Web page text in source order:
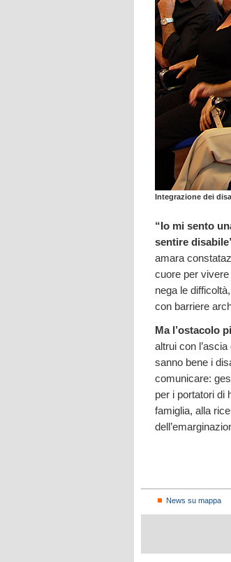
Integrazione dei
“Io mi sento
sentire
amara
cuore per vivere
nega le
con barriere
Ma l’ostacolo
altrui con
sanno bene i
comunicare:
per i portatori di
famiglia, alla
News su mappa